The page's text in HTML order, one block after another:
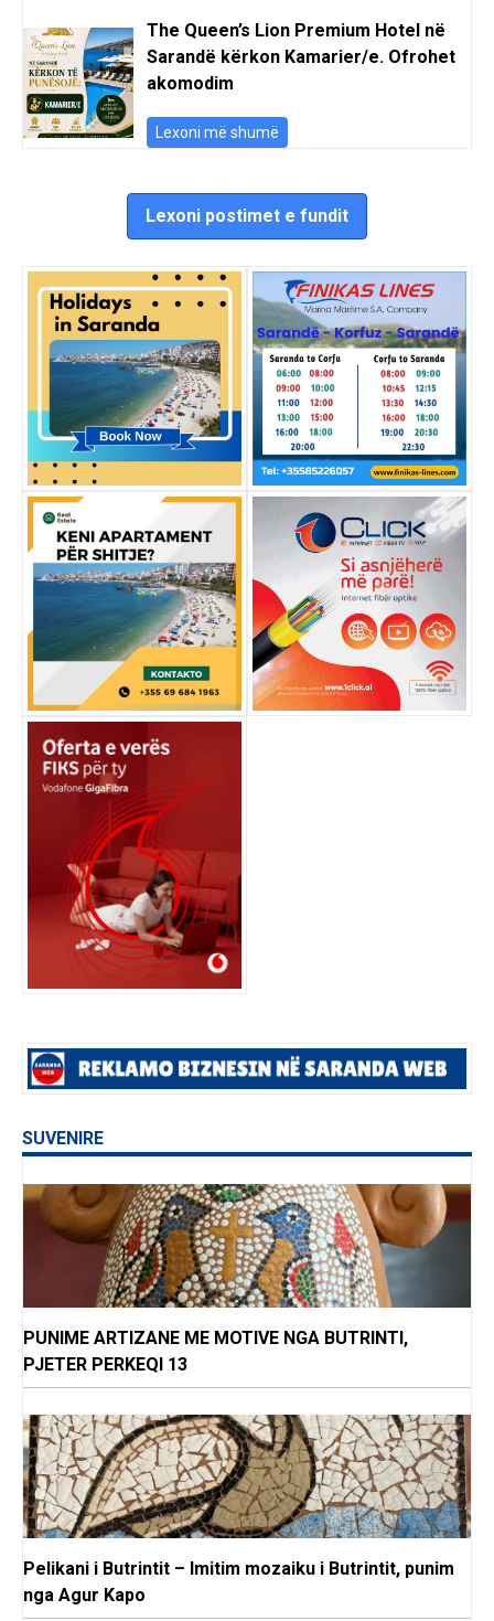
The Queen’s Lion Premium Hotel në
Sarandë kërkon Kamarier/e. Ofrohet
akomodim
Lexoni më shumë
Lexoni postimet e fundit
SUVENIRE
PUNIME ARTIZANE ME MOTIVE NGA BUTRINTI,
PJETER PERKEQI 13
Pelikani i Butrintit – Imitim mozaiku i Butrintit, punim
nga Agur Kapo